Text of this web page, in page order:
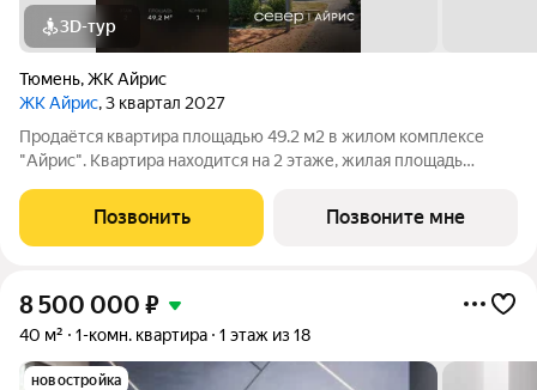
3D-тур
Тюмень,ЖК Айрис
ЖК Айрис, 3 квартал 2027
Продаётся квартира площадью 49.2 м2 в жилом комплексе
"Айрис". Квартира находится на 2 этаже, жилая площадь
особенностей планировки изолированные комнаты с окнами
на одну сторону, 1 совмещённый
Позвонить Позвоните мне
8 500 000 ₽
40 м² 1-комн. квартира 1 этаж из 18
новостройка